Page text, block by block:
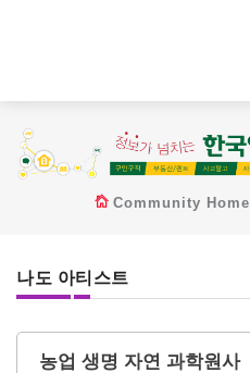
Community Home
나도 아티스트
농업 생명 자연 과학원사